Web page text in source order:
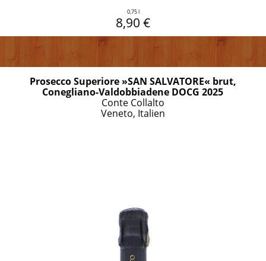
0,75 l
8,90 €
Prosecco Superiore »SAN SALVATORE« brut,
Conegliano-Valdobbiadene DOCG 2025
Conte Collalto
Veneto, Italien